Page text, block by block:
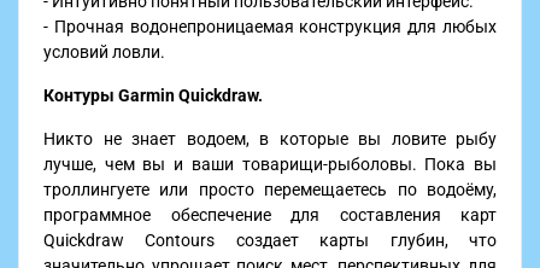
- Прочная водонепроницаемая конструкция для любых
условий ловли.
Контуры Garmin Quickdraw.
Никто не знает водоем, в которые вы ловите рыбу
лучше, чем вы и ваши товарищи-рыболовы. Пока вы
троллингуете или просто перемещаетесь по водоёму,
программное обеспечение для составления карт
Quickdraw Contours создает карты глубин, что